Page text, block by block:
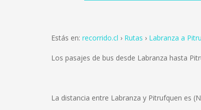
Estás en: recorrido.cl Rutas Labranza a
Los pasajes de bus desde Labranza hasta
La distancia entre Labranza y Pitrufquen es